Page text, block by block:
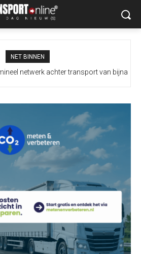
NET BINNEN
netwerk achter transport van bijna